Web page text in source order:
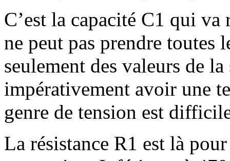
C’est la capacité C1 qui
ne peut pas prendre toutes
seulement des valeurs de
impérativement avoir une
genre de tension est
La résistance R1 est là